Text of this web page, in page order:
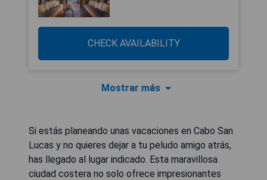
CHECK AVAILABILITY
Mostrar más
Si estás planeando unas vacaciones en Cabo San
Lucas y no quieres dejar a tu peludo amigo atrás,
has llegado al lugar indicado. Esta maravillosa
ciudad costera no solo ofrece impresionantes